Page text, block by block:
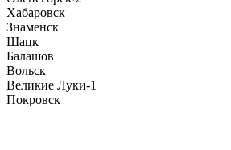
Хабаровск
Знаменск
Шацк
Балашов
Вольск
Великие Луки-1
Покровск